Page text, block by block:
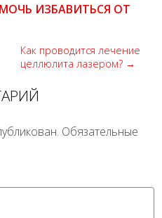
ИЗБАВИТЬСЯ ОТ
Как проводится лечение
целлюлита лазером? →
Обязательные